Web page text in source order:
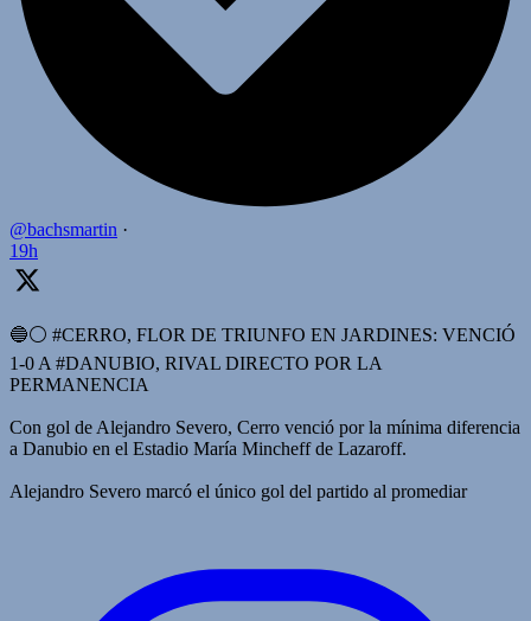
@bachsmartin ·
19h
🔵⚪️ #CERRO, FLOR DE TRIUNFO EN JARDINES: VENCIÓ
1-0 A #DANUBIO, RIVAL DIRECTO POR LA
PERMANENCIA
Con gol de Alejandro Severo, Cerro venció por la mínima diferencia
a Danubio en el Estadio María Mincheff de Lazaroff.
Alejandro Severo marcó el único gol del partido al promediar